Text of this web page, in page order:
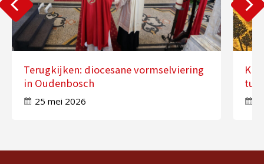
Terugkijken: diocesane vormselviering
in Oudenbosch
25 mei 2026